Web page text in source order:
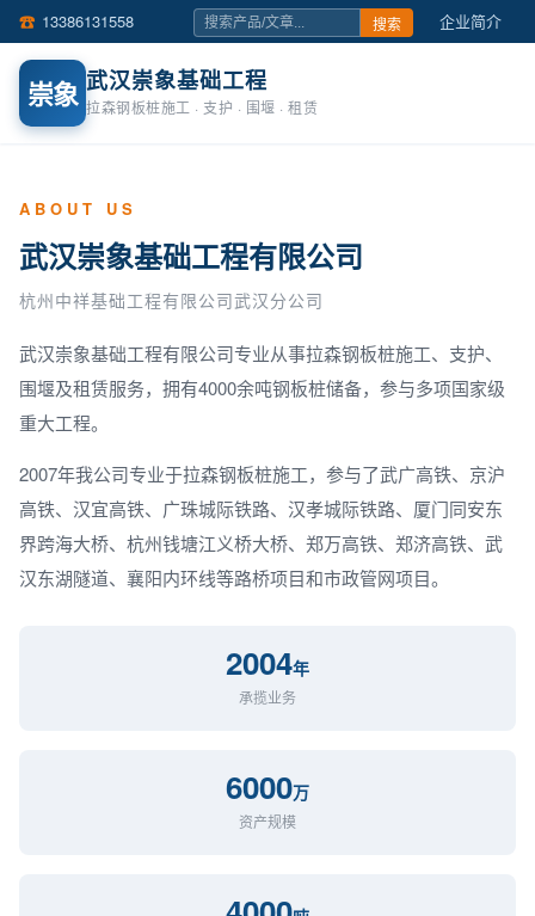
☎ 13386131558
☎ 15802727577
搜索
企业简介
联系我们
崇象 武汉崇象基础工程
拉森钢板桩施工 · 支护 · 围堰 · 租赁
ABOUT US
武汉崇象基础工程有限公司
杭州中祥基础工程有限公司武汉分公司
武汉崇象基础工程有限公司专业从事拉森钢板桩施工、支护、
围堰及租赁服务，拥有4000余吨钢板桩储备，参与多项国家级
重大工程。
2007年我公司专业于拉森钢板桩施工，参与了武广高铁、京沪
高铁、汉宜高铁、广珠城际铁路、汉孝城际铁路、厦门同安东
界跨海大桥、杭州钱塘江义桥大桥、郑万高铁、郑济高铁、武
汉东湖隧道、襄阳内环线等路桥项目和市政管网项目。
2004年
承揽业务
6000万
资产规模